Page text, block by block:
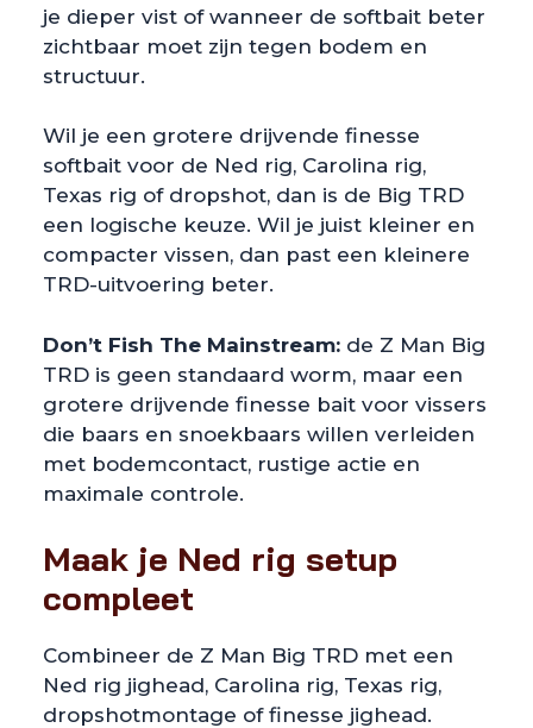
je dieper vist of wanneer de softbait beter
zichtbaar moet zijn tegen bodem en
structuur.
Wil je een grotere drijvende finesse
softbait voor de Ned rig, Carolina rig,
Texas rig of dropshot, dan is de Big TRD
een logische keuze. Wil je juist kleiner en
compacter vissen, dan past een kleinere
TRD-uitvoering beter.
Don’t Fish The Mainstream: de Z Man Big
TRD is geen standaard worm, maar een
grotere drijvende finesse bait voor vissers
die baars en snoekbaars willen verleiden
met bodemcontact, rustige actie en
maximale controle.
Maak je Ned rig setup
compleet
Combineer de Z Man Big TRD met een
Ned rig jighead, Carolina rig, Texas rig,
dropshotmontage of finesse jighead.